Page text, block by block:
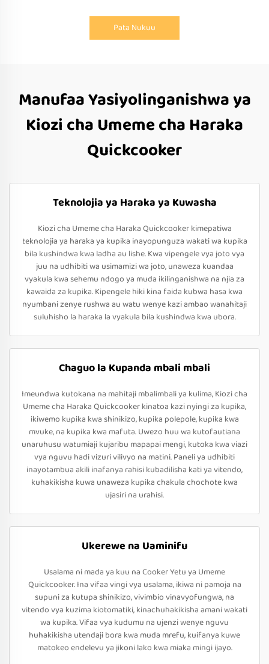
Pata Nukuu
Manufaa Yasiyolinganishwa ya
Kiozi cha Umeme cha Haraka
Quickcooker
Teknolojia ya Haraka ya Kuwasha
Kiozi cha Umeme cha Haraka Quickcooker kimepatiwa
teknolojia ya haraka ya kupika inayopunguza wakati wa kupika
bila kushindwa kwa ladha au lishe. Kwa vipengele vya joto vya
juu na udhibiti wa usimamizi wa joto, unaweza kuandaa
vyakula kwa sehemu ndogo ya muda ikilinganishwa na njia za
kawaida za kupika. Kipengele hiki kina faida kubwa hasa kwa
nyumbani zenye rushwa au watu wenye kazi ambao wanahitaji
suluhisho la haraka la vyakula bila kushindwa kwa ubora.
Chaguo la Kupanda mbali mbali
Imeundwa kutokana na mahitaji mbalimbali ya kulima, Kiozi cha
Umeme cha Haraka Quickcooker kinatoa kazi nyingi za kupika,
ikiwemo kupika kwa shinikizo, kupika polepole, kupika kwa
mvuke, na kupika kwa mafuta. Uwezo huu wa kutofautiana
unaruhusu watumiaji kujaribu mapapai mengi, kutoka kwa viazi
vya nguvu hadi vizuri vilivyo na matini. Paneli ya udhibiti
inayotambua akili inafanya rahisi kubadilisha kati ya vitendo,
kuhakikisha kuwa unaweza kupika chakula chochote kwa
ujasiri na urahisi.
Ukerewe na Uaminifu
Usalama ni mada ya kuu na Cooker Yetu ya Umeme
Quickcooker. Ina vifaa vingi vya usalama, ikiwa ni pamoja na
supuni za kutupa shinikizo, vivimbio vinavyofungwa, na
vitendo vya kuzima kiotomatiki, kinachuhakikisha amani wakati
wa kupika. Vifaa vya kudumu na ujenzi wenye nguvu
huhakikisha utendaji bora kwa muda mrefu, kuifanya kuwe
matokeo endelevu ya jikoni lako kwa miaka mingi ijayo.